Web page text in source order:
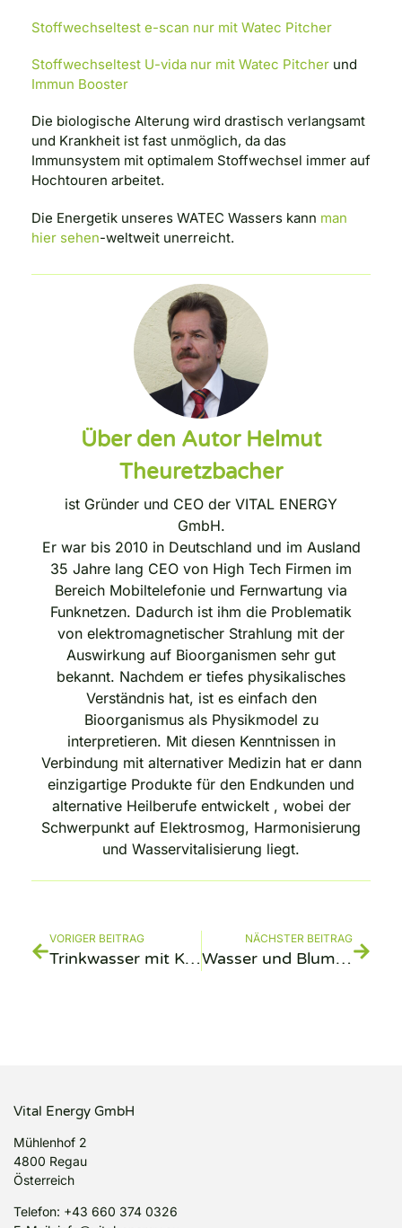
Stoffwechseltest e-scan nur mit Watec Pitcher
Stoffwechseltest U-vida nur mit Watec Pitcher und
Immun Booster
Die biologische Alterung wird drastisch verlangsamt
und Krankheit ist fast unmöglich, da das
Immunsystem mit optimalem Stoffwechsel immer auf
Hochtouren arbeitet.
Die Energetik unseres WATEC Wassers kann man
hier sehen-weltweit unerreicht.
Über den Autor Helmut
Theuretzbacher
ist Gründer und CEO der VITAL ENERGY
GmbH.
Er war bis 2010 in Deutschland und im Ausland
35 Jahre lang CEO von High Tech Firmen im
Bereich Mobiltelefonie und Fernwartung via
Funknetzen. Dadurch ist ihm die Problematik
von elektromagnetischer Strahlung mit der
Auswirkung auf Bioorganismen sehr gut
bekannt. Nachdem er tiefes physikalisches
Verständnis hat, ist es einfach den
Bioorganismus als Physikmodel zu
interpretieren. Mit diesen Kenntnissen in
Verbindung mit alternativer Medizin hat er dann
einzigartige Produkte für den Endkunden und
alternative Heilberufe entwickelt , wobei der
Schwerpunkt auf Elektrosmog, Harmonisierung
und Wasservitalisierung liegt.
VORIGER BEITRAG
Trinkwasser mit Kohlensäure versetzt
NÄCHSTER BEITRAG
Wasser und Blume des Lebens-PO Technology
Vital Energy GmbH
Mühlenhof 2
4800 Regau
Österreich
Telefon: +43 660 374 0326